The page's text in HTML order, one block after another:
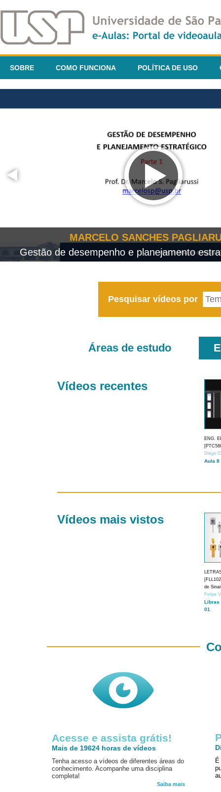
SOBRE COMO FUNCIONA POLÍTICA DE USO
MARCELO SANCHES
Gestão de desempenho e planejamento
Pesquisar vídeos por
Áreas de estudo
Vídeos recentes
ENG.
Diego
Aula 8
Vídeos mais vistos
de
Felipe
Libras
01
Acesse e assista grátis!
Mais de 19624 horas de vídeos
Tenha acesso a vídeos de diferentes áreas do
conhecimento. Acompanhe uma disciplina
completa!
Saiba mais